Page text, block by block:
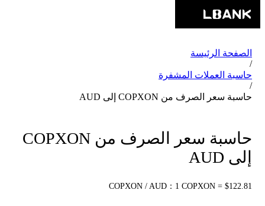
الصفحة الرئيسة
/
حاسبة العملات المشفرة
/
حاسبة سعر الصرف من COPXON إلى AUD
حاسبة سعر الصرف من COPXON
إلى AUD
COPXON / AUD：1 COPXON = $122.81